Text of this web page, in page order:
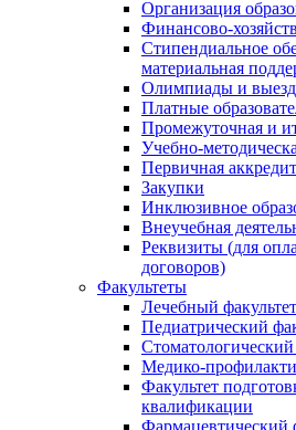
Организация
Финансово-
Стипендиальное
материальная
Олимпиады и
Платные
Промежуточная и
Учебно-
Первичная
Закупки
Инклюзивное
Внеучебная
Реквизиты (для
договоров)
Факультеты
Лечебный факультет
Педиатрический
Стоматологический
Медико-
Факультет
квалификации
Фармацевтический